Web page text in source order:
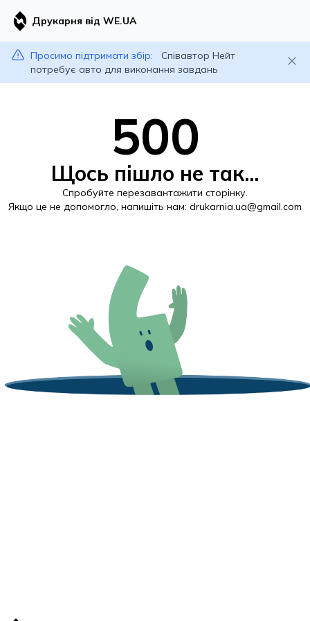
Друкарня від WE.UA
Просимо підтримати збір:
Співавтор Нейт
потребує авто для виконання завдань
500
Щось пішло не так...
Спробуйте перезавантажити сторінку.
Якщо це не допомогло, напишіть нам: drukarnia.ua@gmail.com